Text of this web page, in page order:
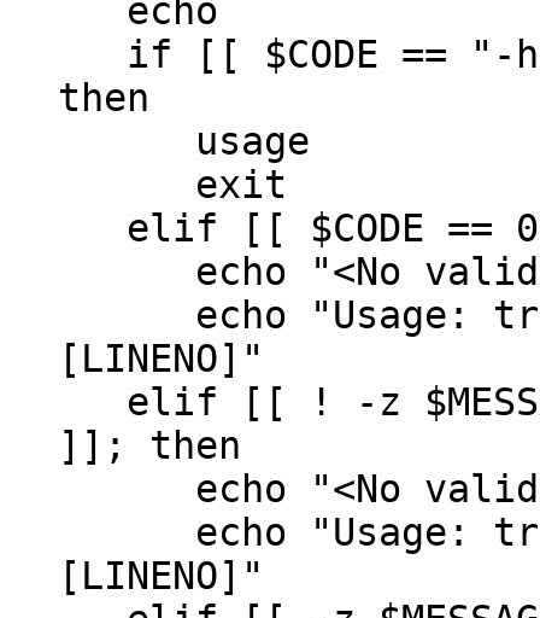
echo
if [[ $CODE == "-
then
usage
exit
elif [[ $CODE ==
echo "<No valid
echo "Usage:
[LINENO]"
elif [[ ! -z
]]; then
echo "<No valid
echo "Usage:
[LINENO]"